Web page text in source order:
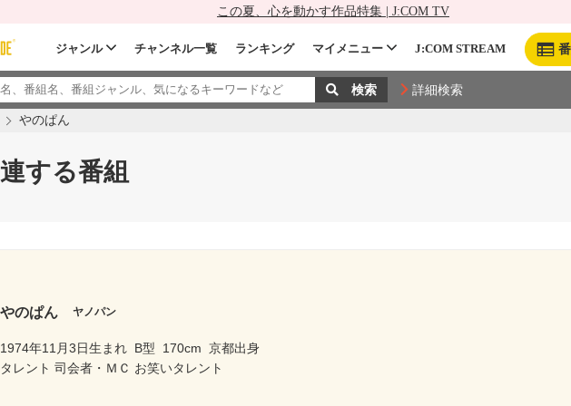
この夏、心を動かす作品特集 | J:COM TV
ジャンル チャンネル一覧 ランキング マイメニュー J:COM STREAM
詳細検索
やのぱん
する番組
やのぱん ヤノパン
1974年11月3日生まれ B型 170cm 京都出身
タレント 司会者・ＭＣ お笑いタレント